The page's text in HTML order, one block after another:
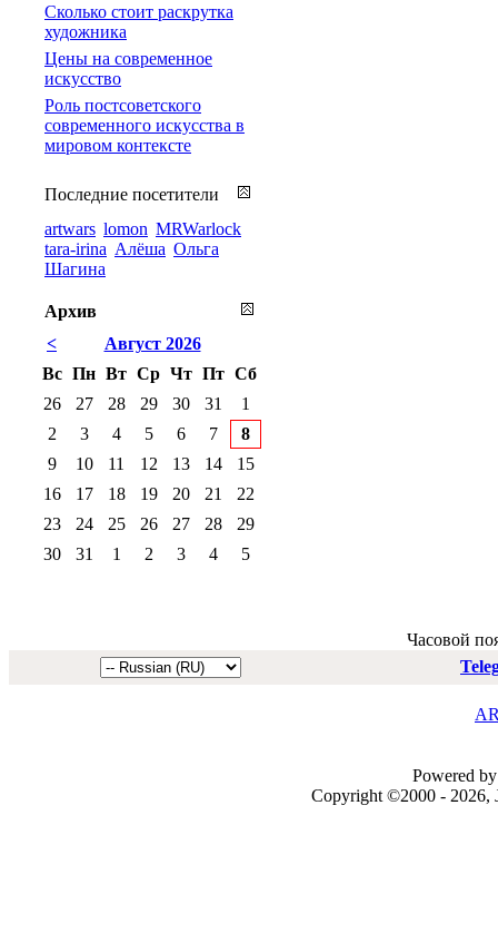
Сколько стоит раскрутка
художника
Цены на современное
искусство
Роль постсоветского
современного искусства в
мировом контексте
Последние посетители
artwars lomon MRWarlock
tara-irina Алёша Ольга
Шагина
Архив
<
Август 2026
Вс Пн Вт Ср Чт Пт Сб
26
27 28 29 30 31
1
2
3 4 5 6 7
8
9
10 11 12 13 14
15
16
17 18 19 20 21
22
23
24 25 26 27 28
29
30
31 1 2 3 4 5
Часовой
Powered
Copyright ©2000 - 2026,